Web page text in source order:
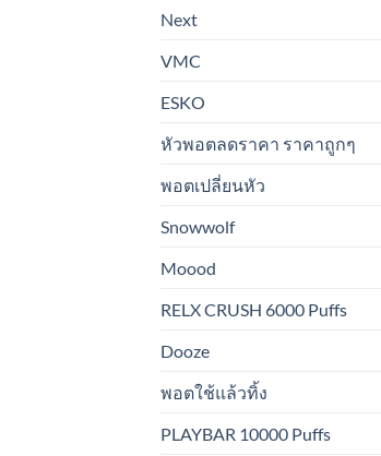
Next
VMC
ESKO
หัวพอตลดราคา ราคาถูกๆ
พอตเปลี่ยนหัว
Snowwolf
Moood
RELX CRUSH 6000 Puffs
Dooze
พอตใช้แล้วทิ้ง
PLAYBAR 10000 Puffs